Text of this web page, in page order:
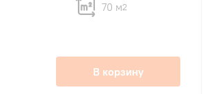
70 м2
В корзину